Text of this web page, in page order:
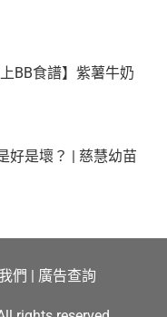
上BB食譜】紫薯牛奶
好是壞？ | 慈慧幼苗
們 | 廣告查詢